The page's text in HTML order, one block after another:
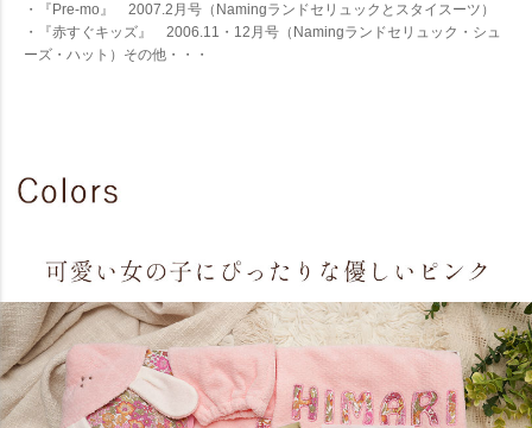
者さん) （Naming天使のスタイスーツ
ちょっとセンスのよい出産ギフト
職場の方に出産祝いとして購入しました。羽がとってもかわい
くて、名前も入れられて、とてもかわいいギフトになりまし
た。あとから、これを着た写真をお礼に、と見せてもらいまし
・『Pre-mo』 2007.2月号（Namingランドセリュックとスタイスーツ）
・『赤すぐキッズ』 2006.11・12月号（Namingランドセリュック・シュ
ーズ・ハット）その他・・・